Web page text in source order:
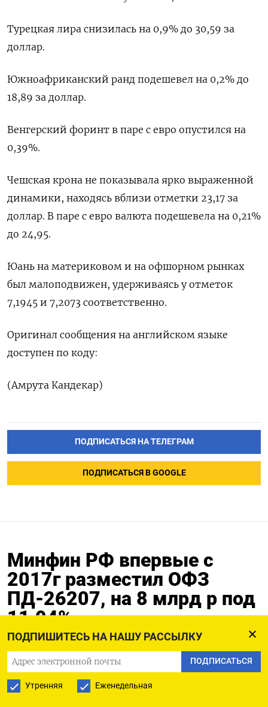
ПОДПИШИТЕСЬ НА НАШУ РАССЫЛКУ
ПОДПИСАТЬСЯ
Утренняя Еженедельная
Турецкая лира снизилась на 0,9% до 30,59 за
доллар.
Южноафриканский ранд подешевел на 0,2% до
18,89 за доллар.
Венгерский форинт в паре с евро опустился на
0,39%.
Чешская крона не показывала ярко выраженной
динамики, находясь вблизи отметки 23,17 за
доллар. В паре с евро валюта подешевела на 0,21%
до 24,95.
Юань на материковом и на офшорном рынках
был малоподвижен, удерживаясь у отметок
7,1945​ и 7,2073 соответственно.
Оригинал сообщения на английском языке
доступен по коду:
(Амрута Кандекар)
ПОДПИСАТЬСЯ НА ТЕЛЕГРАМ
ПОДПИСАТЬСЯ В GOOGLE
Минфин РФ впервые с
2017г разместил ОФЗ
ПД-26207, на 8 млрд р под
11,94%
07.02.2024
МОСКВА, 7 фев (Рейтер) - Российский Минфин